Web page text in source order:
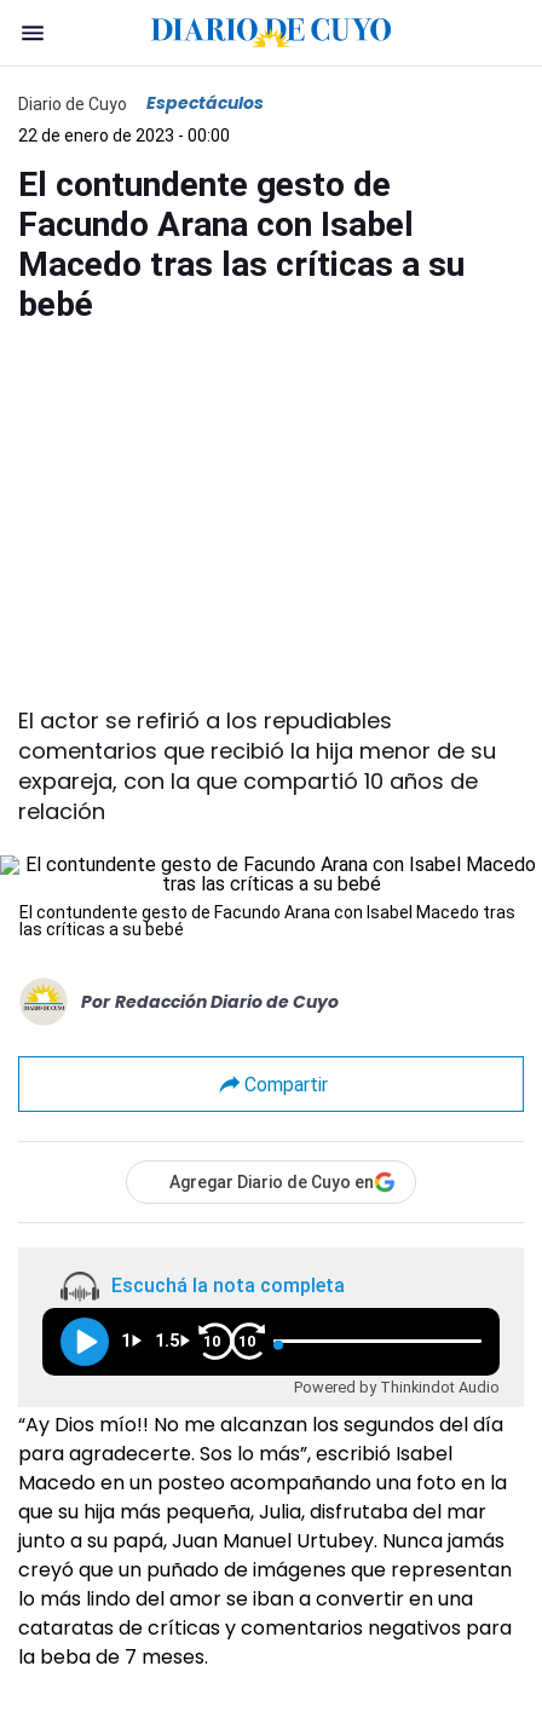
Diario de Cuyo Espectáculos
22 de enero de 2023 - 00:00
El contundente gesto de
Facundo Arana con Isabel
Macedo tras las críticas a su
bebé
El actor se refirió a los repudiables
comentarios que recibió la hija menor de su
expareja, con la que compartió 10 años de
relación
El contundente gesto de Facundo Arana con Isabel Macedo tras
las críticas a su bebé
Por Redacción Diario de Cuyo
Compartir
Agregar Diario de Cuyo en
Escuchá la nota completa
1 1.5 10 10
Powered by Thinkindot Audio
“Ay Dios mío!! No me alcanzan los segundos del día
para agradecerte. Sos lo más”, escribió Isabel
Macedo en un posteo acompañando una foto en la
que su hija más pequeña, Julia, disfrutaba del mar
junto a su papá, Juan Manuel Urtubey. Nunca jamás
creyó que un puñado de imágenes que representan
lo más lindo del amor se iban a convertir en una
cataratas de críticas y comentarios negativos para
la beba de 7 meses.